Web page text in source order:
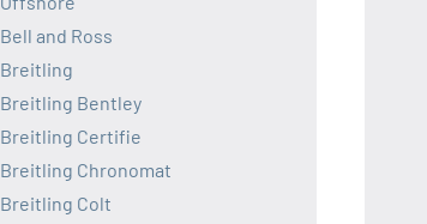
Bell and Ross
Breitling
Breitling Bentley
Breitling Certifie
Breitling Chronomat
Breitling Colt